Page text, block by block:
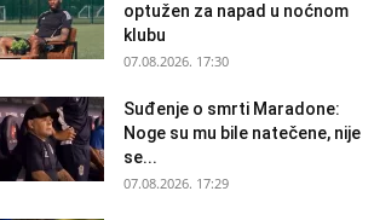
optužen za napad u noćnom
klubu
07.08.2026. 17:30
Suđenje o smrti Maradone:
Noge su mu bile natečene, nije
se...
07.08.2026. 17:29